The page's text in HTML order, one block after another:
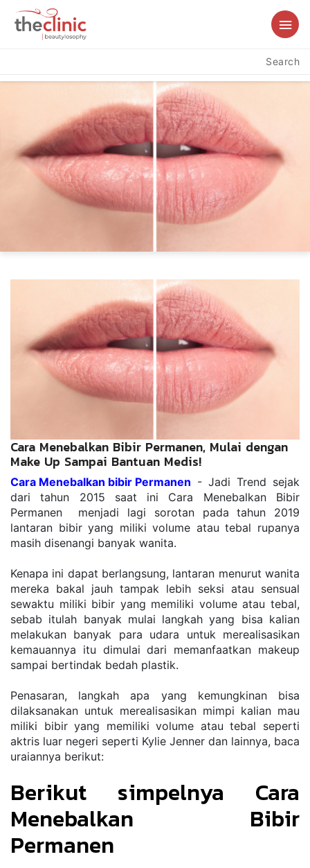
Search
Cara Menebalkan Bibir Permanen, Mulai dengan
Make Up Sampai Bantuan Medis!
Cara Menebalkan bibir Permanen - Jadi Trend sejak
dari tahun 2015 saat ini Cara Menebalkan Bibir
Permanen  menjadi lagi sorotan pada tahun 2019
lantaran bibir yang miliki volume atau tebal rupanya
masih disenangi banyak wanita.
Kenapa ini dapat berlangsung, lantaran menurut wanita
mereka bakal jauh tampak lebih seksi atau sensual
sewaktu miliki bibir yang memiliki volume atau tebal,
sebab itulah banyak mulai langkah yang bisa kalian
melakukan banyak para udara untuk merealisasikan
kemauannya itu dimulai dari memanfaatkan makeup
sampai bertindak bedah plastik.
Penasaran, langkah apa yang kemungkinan bisa
dilaksanakan untuk merealisasikan mimpi kalian mau
miliki bibir yang memiliki volume atau tebal seperti
aktris luar negeri seperti Kylie Jenner dan lainnya, baca
uraiannya berikut:
Berikut simpelnya Cara
Menebalkan Bibir
Permanen